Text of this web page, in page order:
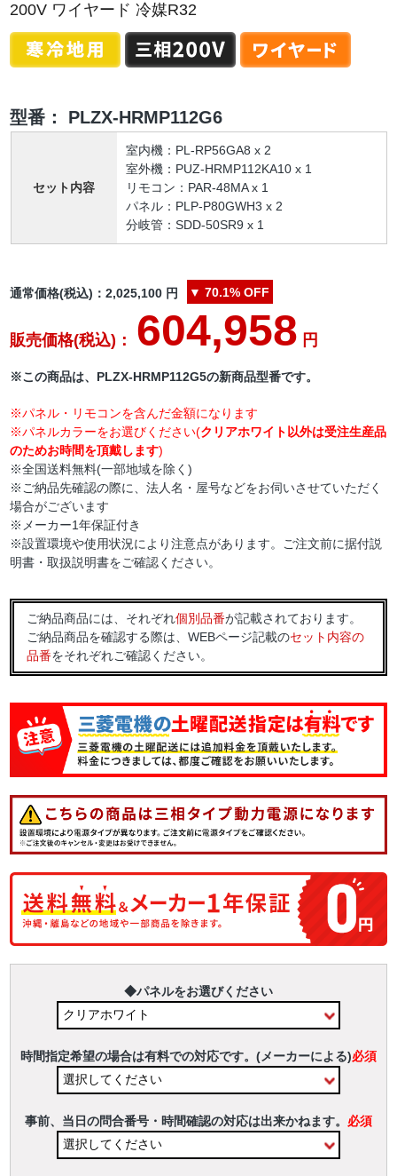
200V ワイヤード 冷媒R32
型番： PLZX-HRMP112G6
セット内容
室内機：PL-RP56GA8 x 2
室外機：PUZ-HRMP112KA10 x 1
リモコン：PAR-48MA x 1
パネル：PLP-P80GWH3 x 2
分岐管：SDD-50SR9 x 1
通常価格(税込)：2,025,100 円 ▼ 70.1% OFF
販売価格(税込)： 604,958 円
※この商品は、PLZX-HRMP112G5の新商品型番です。
※パネル・リモコンを含んだ金額になります
※パネルカラーをお選びください(クリアホワイト以外は受注生産品
のためお時間を頂戴します)
※全国送料無料(一部地域を除く)
※ご納品先確認の際に、法人名・屋号などをお伺いさせていただく
場合がございます
※メーカー1年保証付き
※設置環境や使用状況により注意点があります。ご注文前に据付説
明書・取扱説明書をご確認ください。
ご納品商品には、それぞれ個別品番が記載されております。
ご納品商品を確認する際は、WEBページ記載のセット内容の
品番をそれぞれご確認ください。
◆パネルをお選びください
時間指定希望の場合は有料での対応です。(メーカーによる)必須
事前、当日の問合番号・時間確認の対応は出来かねます。 必須